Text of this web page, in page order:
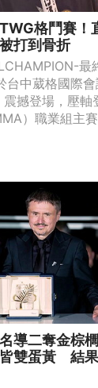
格鬥賽！
打到骨折
最
台中葳格國際
震撼登場，壓軸
）職業組主
導二奪金棕櫚
雙蛋黃 結